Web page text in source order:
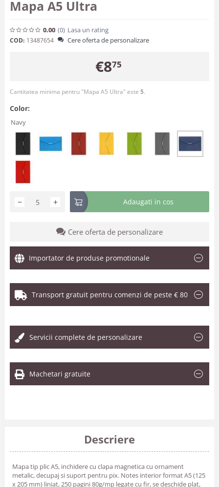
Mapa A5 Ultra
0.00 (0) Lasa un rating
COD: 13487654 Cere oferta de personalizare
€875
Cantitatea minima pentru "Mapa A5 Ultra" este 5.
Color:
Navy
+
− Adaugati in cos
Cere oferta de personalizare
Importator de produse promotionale
Transport gratuit pentru comenzi de peste € 80
Servicii complete de personalizare
Machetari gratuite
Descriere
Mapa tip plic A5, inchidere cu clapa magnetica cu ornament
metalic, decupaj si suport pentru pix. Notes interior format A5 (125
x 205 mm) liniat, 250 pagini 80g/mp legate cu fir, se deschide plat,